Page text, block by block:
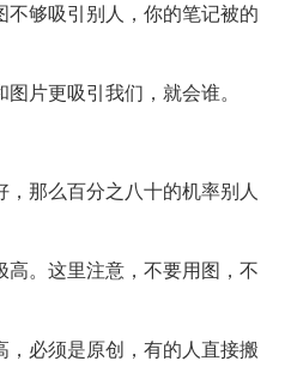
够吸引别人，你的笔记被的
片更吸引我们，就会谁。
那么百分之八十的机率别人
。这里注意，不要用图，不
必须是原创，有的人直接搬